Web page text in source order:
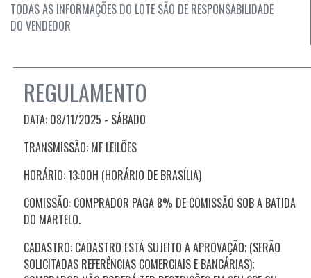
TODAS AS INFORMAÇÕES DO LOTE SÃO DE RESPONSABILIDADE
DO VENDEDOR
REGULAMENTO
DATA: 08/11/2025 - SÁBADO
TRANSMISSÃO: MF LEILÕES
HORÁRIO: 13:00H (HORÁRIO DE BRASÍLIA)
COMISSÃO: COMPRADOR PAGA 8% DE COMISSÃO SOB A BATIDA
DO MARTELO.
CADASTRO: CADASTRO ESTÁ SUJEITO A APROVAÇÃO; (SERÃO
SOLICITADAS REFERÊNCIAS COMERCIAIS E BANCÁRIAS);